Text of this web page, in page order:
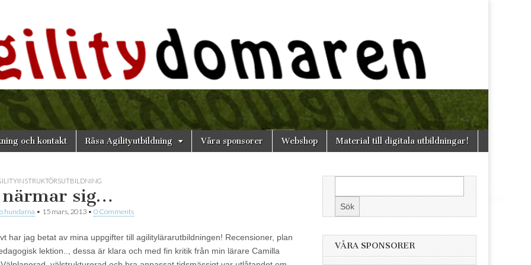
och kontakt Råsa Agilityutbildning Våra sponsorer Webshop Material till digitala utbildningar!
sig…
hundarna • 15 mars, 2013 • 0 Comments
har jag betat av mina uppgifter till agilitylärarutbildningen! Recensioner, plan
lektion.., dessa är klara och med fin kritik från min lärare Camilla
VÅRA SPONSORER